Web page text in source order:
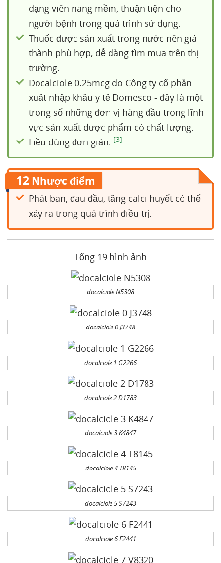
dạng viên nang mềm, thuận tiện cho
người bệnh trong quá trình sử dụng.
Thuốc được sản xuất trong nước nên giá
thành phù hợp, dễ dàng tìm mua trên thị
trường.
Docalciole 0.25mcg do Công ty cổ phần
xuất nhập khẩu y tế Domesco - đây là một
trong số những đơn vị hàng đầu trong lĩnh
vực sản xuất dược phẩm có chất lượng.
Liều dùng đơn giản. [3]
12 Nhược điểm
Phát ban, đau đầu, tăng calci huyết có thể
xảy ra trong quá trình điều trị.
Tổng 19 hình ảnh
docalciole N5308
docalciole 0 J3748
docalciole 1 G2266
docalciole 2 D1783
docalciole 3 K4847
docalciole 4 T8145
docalciole 5 S7243
docalciole 6 F2441